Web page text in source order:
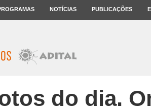
NOTÍCIAS PUBLICAÇÕES
do dia.